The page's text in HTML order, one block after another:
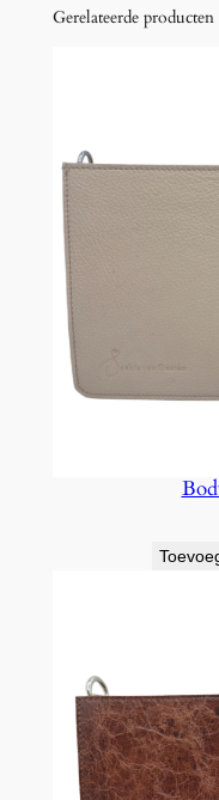
Gerelateerde producten